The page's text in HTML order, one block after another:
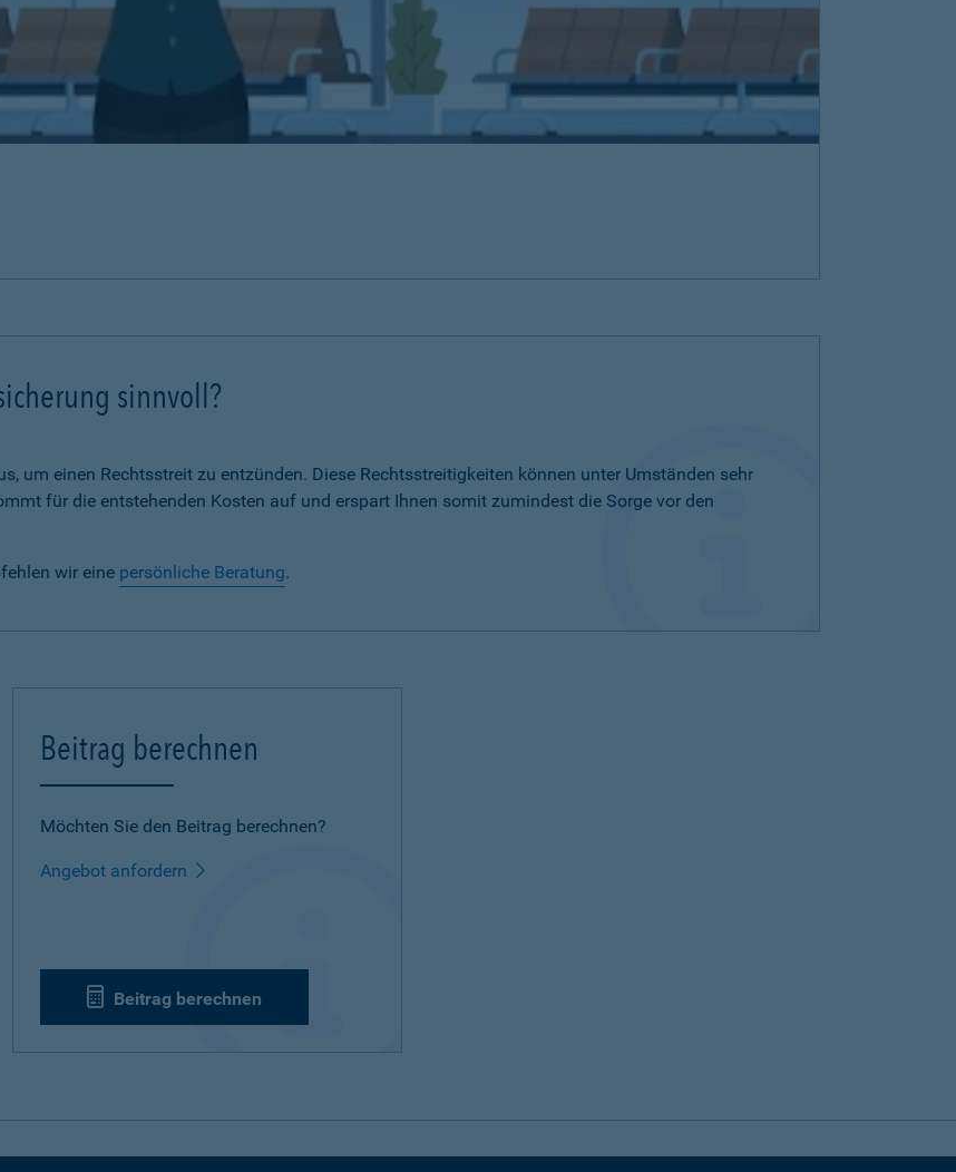
sinnvoll?
um einen Rechtsstreit zu entzünden. Diese Rechtsstreitigkeiten können unter Umständen sehr
für die entstehenden Kosten auf und erspart Ihnen somit zumindest die Sorge vor den
wir eine persönliche Beratung.
Beitrag berechnen
Möchten Sie den Beitrag berechnen?
Angebot anfordern
Beitrag berechnen